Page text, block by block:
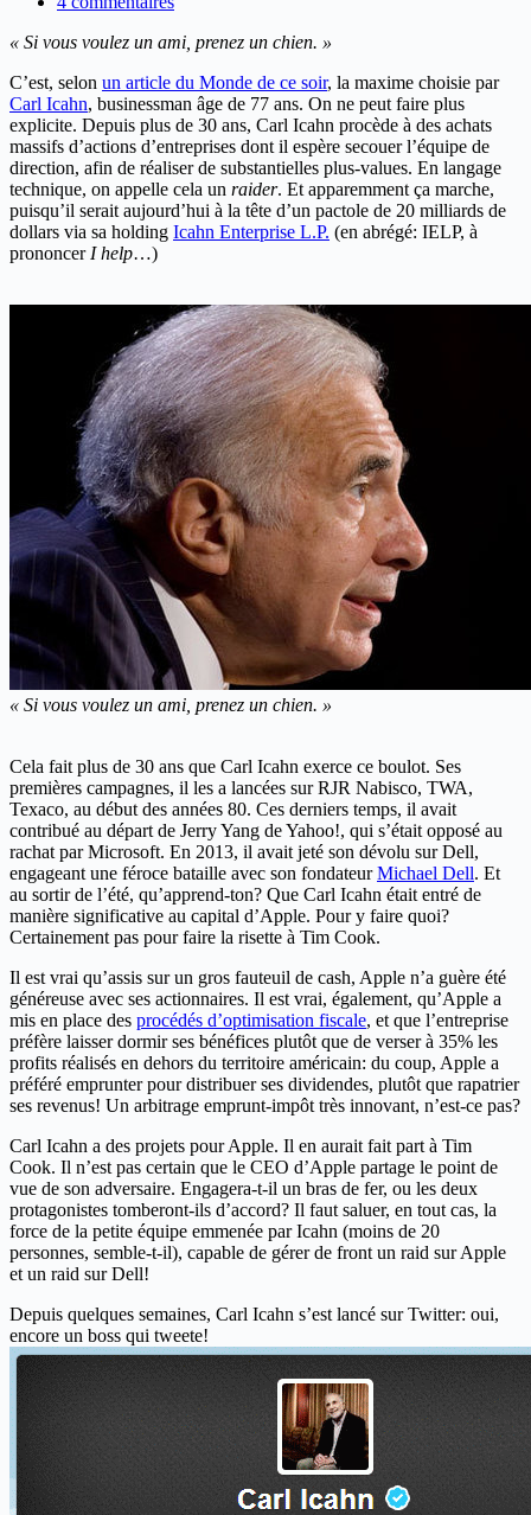
« Si vous voulez un ami, prenez un chien. »
C’est, selon un article du Monde de ce soir, la maxime choisie par
Carl Icahn, businessman âge de 77 ans. On ne peut faire plus
explicite. Depuis plus de 30 ans, Carl Icahn procède à des achats
massifs d’actions d’entreprises dont il espère secouer l’équipe de
direction, afin de réaliser de substantielles plus-values. En langage
technique, on appelle cela un raider. Et apparemment ça marche,
puisqu’il serait aujourd’hui à la tête d’un pactole de 20 milliards de
dollars via sa holding Icahn Enterprise L.P. (en abrégé: IELP, à
prononcer I help…)
« Si vous voulez un ami, prenez un chien. »
Cela fait plus de 30 ans que Carl Icahn exerce ce boulot. Ses
premières campagnes, il les a lancées sur RJR Nabisco, TWA,
Texaco, au début des années 80. Ces derniers temps, il avait
contribué au départ de Jerry Yang de Yahoo!, qui s’était opposé au
rachat par Microsoft. En 2013, il avait jeté son dévolu sur Dell,
engageant une féroce bataille avec son fondateurMichael Dell. Et
au sortir de l’été, qu’apprend-ton? Que Carl Icahn était entré de
manière significative au capital d’Apple. Pour y faire quoi?
Certainement pas pour faire la risette à Tim Cook.
Il est vrai qu’assis sur un gros fauteuil de cash, Apple n’a guère été
généreuse avec ses actionnaires. Il est vrai, également, qu’Apple a
mis en place des procédés d’optimisation fiscale, et que l’entreprise
préfère laisser dormir ses bénéfices plutôt que de verser à 35% les
profits réalisés en dehors du territoire américain: du coup, Apple a
préféré emprunter pour distribuer ses dividendes, plutôt que rapatrier
ses revenus! Un arbitrage emprunt-impôt très innovant, n’est-ce pas?
Carl Icahn a des projets pour Apple. Il en aurait fait part à Tim
Cook. Il n’est pas certain que le CEO d’Apple partage le point de
vue de son adversaire. Engagera-t-il un bras de fer, ou les deux
protagonistes tomberont-ils d’accord? Il faut saluer, en tout cas, la
force de la petite équipe emmenée par Icahn (moins de 20
personnes, semble-t-il), capable de gérer de front un raid sur Apple
et un raid sur Dell!
Depuis quelques semaines, Carl Icahn s’est lancé sur Twitter: oui,
encore un boss qui tweete!